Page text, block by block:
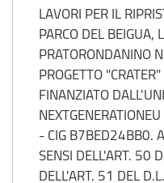
attiva)
LAVORI PER IL
PARCO DEL BEIGUA,
PRATORONDANINO
PROGETTO
FINANZIATO
- CIG B7BED24BB0.
SENSI DELL'ART. 50
DELL'ART. 51 DEL